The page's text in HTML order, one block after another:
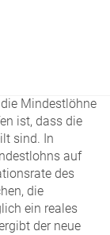
Mindestlöhne
ist, dass die
sind. In
auf
des
die
ein reales
der neue